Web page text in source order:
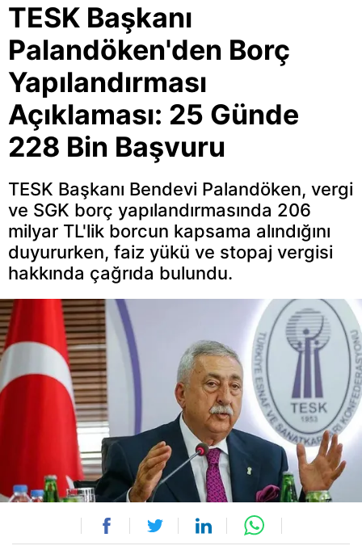
TESK Başkanı
Palandöken'den Borç
Yapılandırması
Açıklaması: 25 Günde
228 Bin Başvuru
TESK Başkanı Bendevi Palandöken, vergi
ve SGK borç yapılandırmasında 206
milyar TL'lik borcun kapsama alındığını
duyururken, faiz yükü ve stopaj vergisi
hakkında çağrıda bulundu.